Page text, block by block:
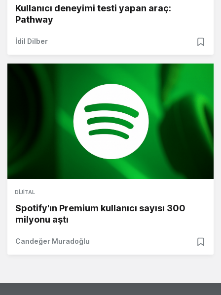
Kullanıcı deneyimi testi yapan araç:
Pathway
İdil Dilber
DIJITAL
Spotify'ın Premium kullanıcı sayısı 300
milyonu aştı
Candeğer Muradoğlu